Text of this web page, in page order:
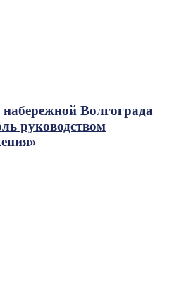
Волгограда
руководством